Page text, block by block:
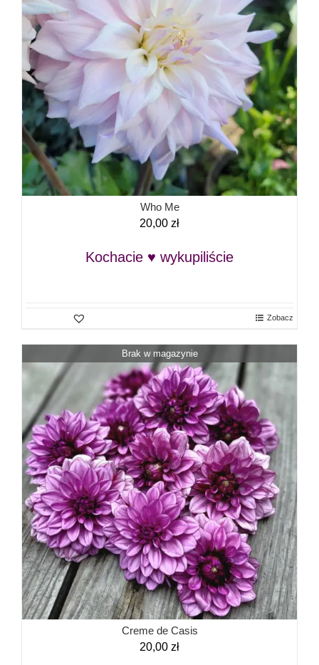
Who Me
20,00 zł
Kochacie ♥ wykupiliście
Zobacz
Brak w magazynie
Creme de Casis
20,00 zł